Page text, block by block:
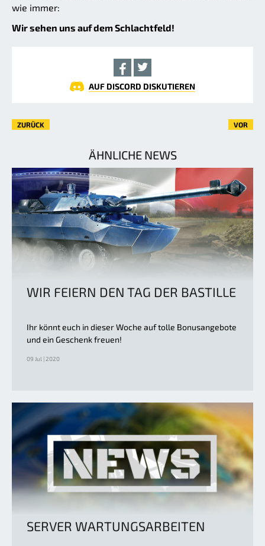
wie immer:
Wir sehen uns auf dem Schlachtfeld!
AUF DISCORD DISKUTIEREN
ZURÜCK VOR
ÄHNLICHE NEWS
WIR FEIERN DEN TAG DER BASTILLE
Ihr könnt euch in dieser Woche auf tolle Bonusangebote
und ein Geschenk freuen!
09 Jul | 2020
SERVER WARTUNGSARBEITEN